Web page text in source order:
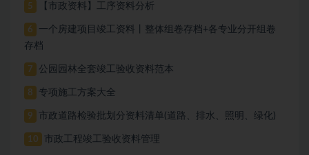
5 【市政资料】工序资料分析
6
一个房建项目竣工资料丨整体组卷存档+各专业分开组卷
存档
7 公园园林全套竣工验收资料范本
8 专项施工方案大全
9 市政道路检验批划分资料清单(道路、排水、照明、绿化)
10 市政工程竣工验收资料管理